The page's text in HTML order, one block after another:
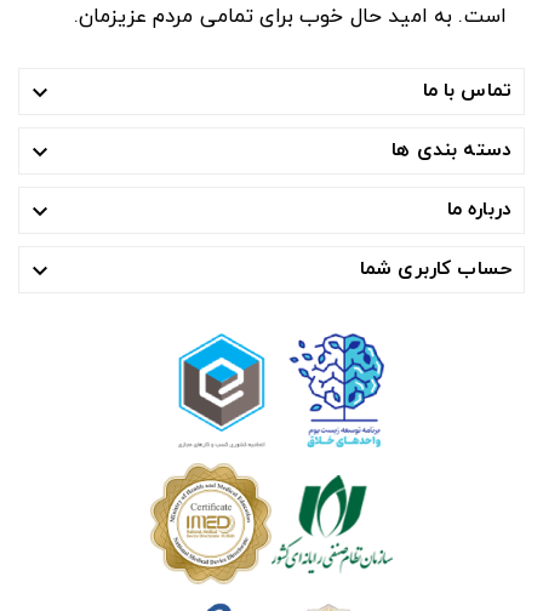
است. به امید حال خوب برای تمامی مردم عزیزمان.
تماس با ما 
دسته بندی ها 
درباره ما 
حساب کاربری شما 